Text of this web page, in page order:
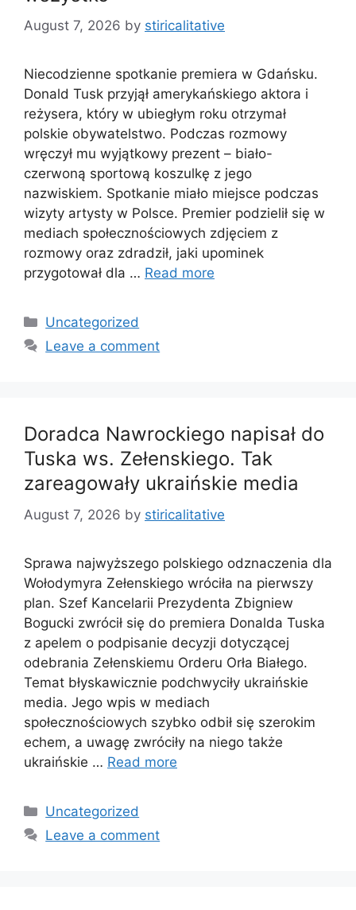
August 7, 2026 by stiricalitative
Niecodzienne spotkanie premiera w Gdańsku.
Donald Tusk przyjął amerykańskiego aktora i
reżysera, który w ubiegłym roku otrzymał
polskie obywatelstwo. Podczas rozmowy
wręczył mu wyjątkowy prezent – biało-
czerwoną sportową koszulkę z jego
nazwiskiem. Spotkanie miało miejsce podczas
wizyty artysty w Polsce. Premier podzielił się w
mediach społecznościowych zdjęciem z
rozmowy oraz zdradził, jaki upominek
przygotował dla … Read more
Categories
Uncategorized
Leave a comment
Doradca Nawrockiego napisał do
Tuska ws. Zełenskiego. Tak
zareagowały ukraińskie media
August 7, 2026 by stiricalitative
Sprawa najwyższego polskiego odznaczenia dla
Wołodymyra Zełenskiego wróciła na pierwszy
plan. Szef Kancelarii Prezydenta Zbigniew
Bogucki zwrócił się do premiera Donalda Tuska
z apelem o podpisanie decyzji dotyczącej
odebrania Zełenskiemu Orderu Orła Białego.
Temat błyskawicznie podchwyciły ukraińskie
media. Jego wpis w mediach
społecznościowych szybko odbił się szerokim
echem, a uwagę zwróciły na niego także
ukraińskie … Read more
Categories
Uncategorized
Leave a comment